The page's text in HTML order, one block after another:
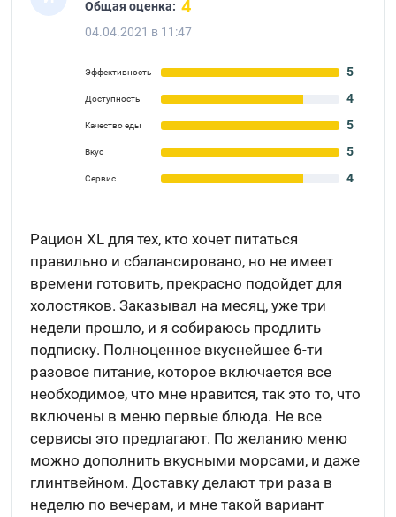
Общая оценка: 4
04.04.2021 в 11:47
Эффективность 5
Доступность 4
Качество еды 5
Вкус 5
Сервис 4
Рацион XL для тех, кто хочет питаться
правильно и сбалансировано, но не имеет
времени готовить, прекрасно подойдет для
холостяков. Заказывал на месяц, уже три
недели прошло, и я собираюсь продлить
подписку. Полноценное вкуснейшее 6-ти
разовое питание, которое включается все
необходимое, что мне нравится, так это то, что
включены в меню первые блюда. Не все
сервисы это предлагают. По желанию меню
можно дополнить вкусными морсами, и даже
глинтвейном. Доставку делают три раза в
неделю по вечерам, и мне такой вариант